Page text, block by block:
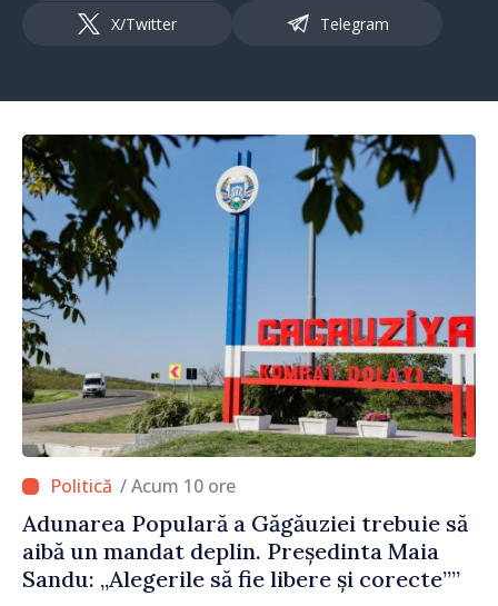
X/Twitter Telegram
/ Acum 10 ore
Adunarea Populară a Găgăuziei trebuie să
aibă un mandat deplin. Președinta Maia
Sandu: „Alegerile să fie libere și corecte””